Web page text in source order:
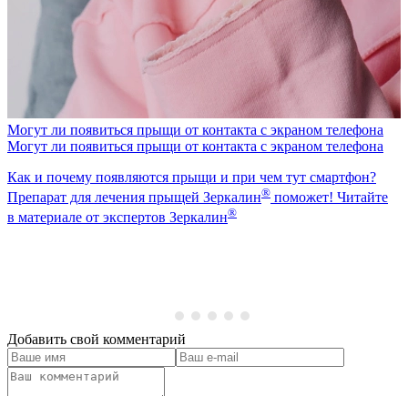
Могут ли появиться прыщи от контакта с экраном телефона
Могут ли появиться прыщи от контакта с экраном телефона
Как и почему появляются прыщи и при чем тут смартфон?
Препарат для лечения прыщей Зеркалин® поможет! Читайте
в материале от экспертов Зеркалин®
Добавить свой комментарий